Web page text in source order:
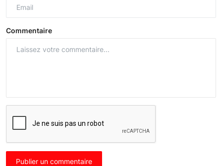
Commentaire
Publier un commentaire